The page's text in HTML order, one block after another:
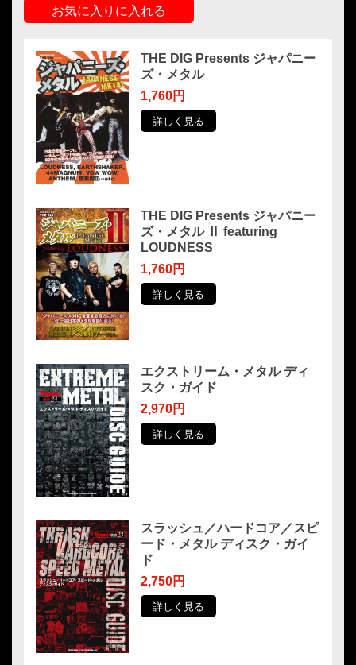
お気に入りに入れる
THE DIG Presents ジャパニー
ズ・メタル
1,760円
詳しく見る
THE DIG Presents ジャパニー
ズ・メタル Ⅱ featuring
LOUDNESS
1,760円
詳しく見る
エクストリーム・メタル ディ
スク・ガイド
2,970円
詳しく見る
スラッシュ／ハードコア／スピ
ード・メタル ディスク・ガイ
ド
2,750円
詳しく見る